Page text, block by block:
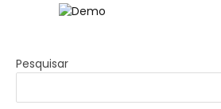
Pesquisar